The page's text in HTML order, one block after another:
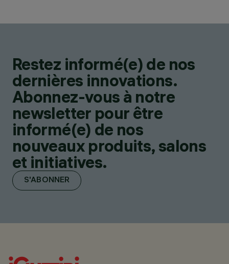
Restez informé(e) de nos
dernières innovations.
Abonnez-vous à notre
newsletter pour être
informé(e) de nos
nouveaux produits, salons
et initiatives.
S'ABONNER